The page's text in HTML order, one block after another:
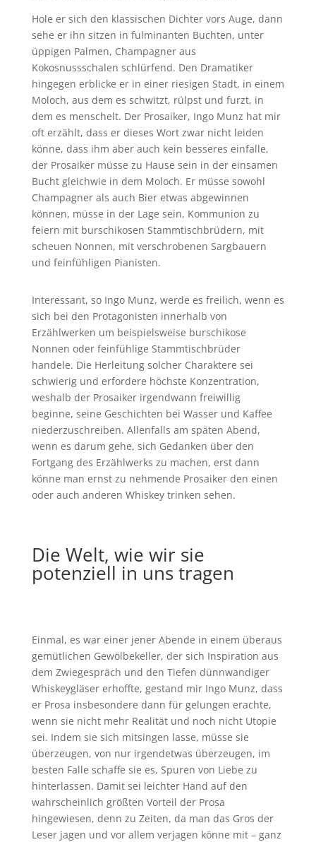
Hole er sich den klassischen Dichter vors Auge, dann
sehe er ihn sitzen in fulminanten Buchten, unter
üppigen Palmen, Champagner aus
Kokosnussschalen schlürfend. Den Dramatiker
hingegen erblicke er in einer riesigen Stadt, in einem
Moloch, aus dem es schwitzt, rülpst und furzt, in
dem es menschelt. Der Prosaiker, Ingo Munz hat mir
oft erzählt, dass er dieses Wort zwar nicht leiden
könne, dass ihm aber auch kein besseres einfalle,
der Prosaiker müsse zu Hause sein in der einsamen
Bucht gleichwie in dem Moloch. Er müsse sowohl
Champagner als auch Bier etwas abgewinnen
können, müsse in der Lage sein, Kommunion zu
feiern mit burschikosen Stammtischbrüdern, mit
scheuen Nonnen, mit verschrobenen Sargbauern
und feinfühligen Pianisten.
Interessant, so Ingo Munz, werde es freilich, wenn es
sich bei den Protagonisten innerhalb von
Erzählwerken um beispielsweise burschikose
Nonnen oder feinfühlige Stammtischbrüder
handele. Die Herleitung solcher Charaktere sei
schwierig und erfordere höchste Konzentration,
weshalb der Prosaiker irgendwann freiwillig
beginne, seine Geschichten bei Wasser und Kaffee
niederzuschreiben. Allenfalls am späten Abend,
wenn es darum gehe, sich Gedanken über den
Fortgang des Erzählwerks zu machen, erst dann
könne man ernst zu nehmende Prosaiker den einen
oder auch anderen Whiskey trinken sehen.
Die Welt, wie wir sie
potenziell in uns tragen
Einmal, es war einer jener Abende in einem überaus
gemütlichen Gewölbekeller, der sich Inspiration aus
dem Zwiegespräch und den Tiefen dünnwandiger
Whiskeygläser erhoffte, gestand mir Ingo Munz, dass
er Prosa insbesondere dann für gelungen erachte,
wenn sie nicht mehr Realität und noch nicht Utopie
sei. Indem sie sich mitsingen lasse, müsse sie
überzeugen, von nur irgendetwas überzeugen, im
besten Falle schaffe sie es, Spuren von Liebe zu
hinterlassen. Damit sei leichter Hand auf den
wahrscheinlich größten Vorteil der Prosa
hingewiesen, denn zu Zeiten, da man das Gros der
Leser jagen und vor allem verjagen könne mit – ganz